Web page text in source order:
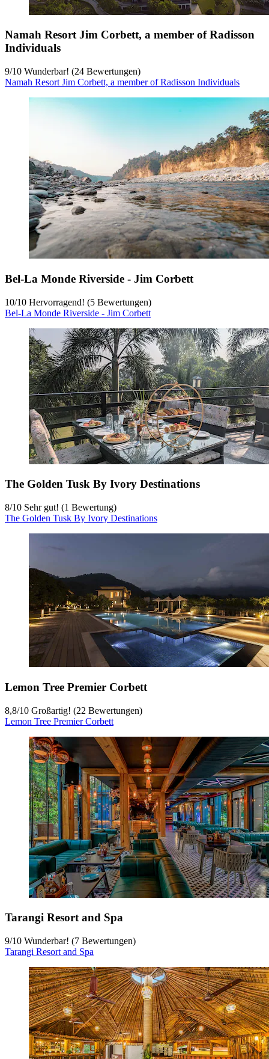
Namah Resort Jim Corbett, a member of Radisson
Individuals
9/10 Wunderbar! (24 Bewertungen)
Namah Resort Jim Corbett, a member of Radisson Individuals
Bel-La Monde Riverside - Jim Corbett
10/10 Hervorragend! (5 Bewertungen)
Bel-La Monde Riverside - Jim Corbett
The Golden Tusk By Ivory Destinations
8/10 Sehr gut! (1 Bewertung)
The Golden Tusk By Ivory Destinations
Lemon Tree Premier Corbett
8,8/10 Großartig! (22 Bewertungen)
Lemon Tree Premier Corbett
Tarangi Resort and Spa
9/10 Wunderbar! (7 Bewertungen)
Tarangi Resort and Spa